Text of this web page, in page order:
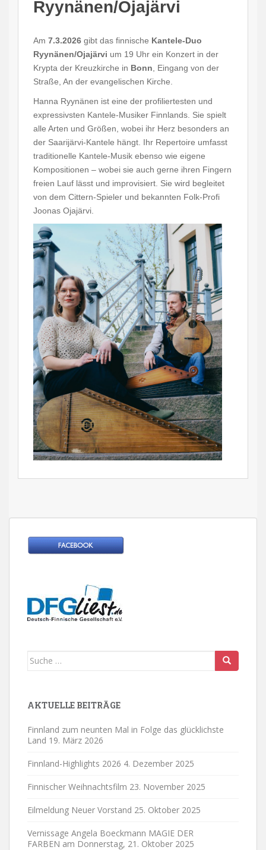
Ryynänen/Ojajärvi
Am 7.3.2026 gibt das finnische Kantele-Duo
Ryynänen/Ojajärvi um 19 Uhr ein Konzert in der
Krypta der Kreuzkirche in Bonn , Eingang von der
Straße, An der evangelischen Kirche.
Hanna Ryynänen ist eine der profiliertesten und
expressivsten Kantele-Musiker Finnlands. Sie spielt
alle Arten und Größen, wobei ihr Herz besonders an
der Saarijärvi-Kantele hängt. Ihr Repertoire umfasst
traditionelle Kantele-Musik ebenso wie eigene
Kompositionen – wobei sie auch gerne ihren Fingern
freien Lauf lässt und improvisiert. Sie wird begleitet
von dem Cittern-Spieler und bekannten Folk-Profi
Joonas Ojajärvi.
Suche
AKTUELLE BEITRÄGE
Finnland zum neunten Mal in Folge das glücklichste
Land 19. März 2026
Finnland-Highlights 2026 4. Dezember 2025
Finnischer Weihnachtsfilm 23. November 2025
Eilmeldung Neuer Vorstand 25. Oktober 2025
Vernissage Angela Boeckmann MAGIE DER
FARBEN am Donnerstag, 21. Oktober 2025